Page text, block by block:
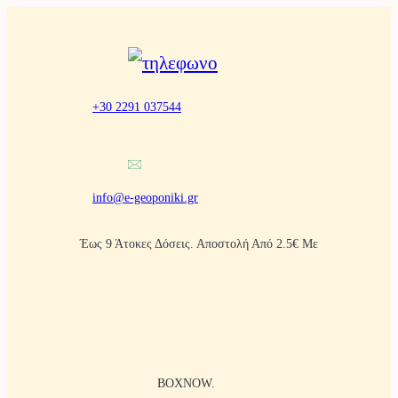
+30 2291 037544
info@e-geoponiki.gr
Έως 9 Άτοκες Δόσεις. Αποστολή Από 2.5€ Με
BOXNOW.